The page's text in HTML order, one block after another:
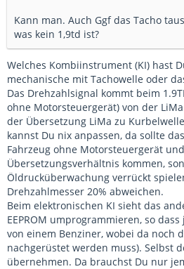
Kann man. Auch Ggf das Tacho
was kein 1,9td ist?
Welches Kombiinstrument (KI) hast
mechanische mit Tachowelle oder
Das Drehzahlsignal kommt beim
ohne Motorsteuergerät) von der
der Übersetzung LiMa zu
kannst Du nix anpassen, da sollte
Fahrzeug ohne Motorsteuergerät
Übersetzungsverhältnis kommen,
Öldrucküberwachung verrückt
Drehzahlmesser 20% abweichen.
Beim elektronischen KI sieht das
EEPROM umprogrammieren, so
von einem Benziner, wobei da noch
nachgerüstet werden muss). Selbst
übernehmen. Da brauchst Du nur